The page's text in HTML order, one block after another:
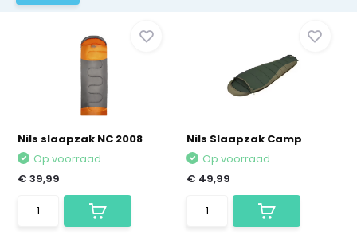
Nils slaapzak NC 2008
Op voorraad
€ 39,99
Nils Slaapzak Camp
Op voorraad
€ 49,99